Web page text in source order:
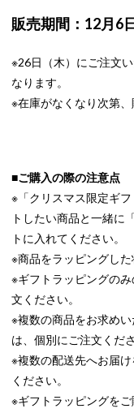
販売期間：12月6
※26日（木）にご注文
なります。
※在庫がなくなり次第、
■ご購入の際の注意点
※「クリスマス限定ギ
トしたい商品と一緒に
トに入れてください。
※商品をラッピングした
※ギフトラッピングの
文ください。
※複数の商品をお求め
は、個別にご注文くださ
※複数の配送先へお届
ください。
※ギフトラッピングを